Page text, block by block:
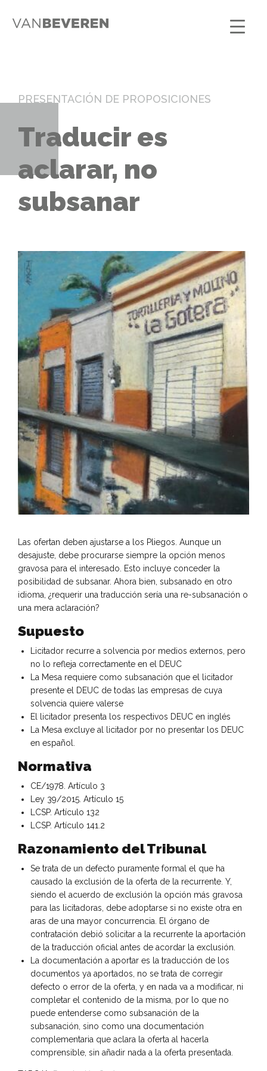
PRESENTACIÓN DE PROPOSICIONES
Traducir es
aclarar, no
subsanar
Las ofertan deben ajustarse a los Pliegos. Aunque un
desajuste, debe procurarse siempre la opción menos
gravosa para el interesado. Esto incluye conceder la
posibilidad de subsanar. Ahora bien, subsanado en otro
idioma, ¿requerir una traducción sería una re-subsanación o
una mera aclaración?
Supuesto
Licitador recurre a solvencia por medios externos, pero
no lo refleja correctamente en el DEUC
La Mesa requiere como subsanación que el licitador
presente el DEUC de todas las empresas de cuya
solvencia quiere valerse
El licitador presenta los respectivos DEUC en inglés
La Mesa excluye al licitador por no presentar los DEUC
en español.
Normativa
CE/1978. Artículo 3
Ley 39/2015. Artículo 15
LCSP. Artículo 132
LCSP. Artículo 141.2
Razonamiento del Tribunal
Se trata de un defecto puramente formal el que ha
causado la exclusión de la oferta de la recurrente. Y,
siendo el acuerdo de exclusión la opción más gravosa
para las licitadoras, debe adoptarse si no existe otra en
aras de una mayor concurrencia. El órgano de
contratación debió solicitar a la recurrente la aportación
de la traducción oficial antes de acordar la exclusión.
La documentación a aportar es la traducción de los
documentos ya aportados, no se trata de corregir
defecto o error de la oferta, y en nada va a modificar, ni
completar el contenido de la misma, por lo que no
puede entenderse como subsanación de la
subsanación, sino como una documentación
complementaria que aclara la oferta al hacerla
comprensible, sin añadir nada a la oferta presentada.